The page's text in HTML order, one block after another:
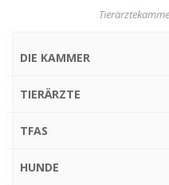
DIE KAMMER
TIERÄRZTE
TFAS
HUNDE